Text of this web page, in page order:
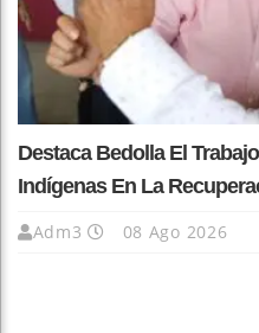
Destaca Bedolla El
Indígenas En La
Adm3 08 Ago 2026